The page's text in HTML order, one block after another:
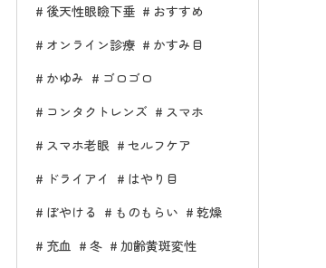
後天性眼瞼下垂
おすすめ
オンライン診療
かすみ目
かゆみ
ゴロゴロ
コンタクトレンズ
スマホ
スマホ老眼
セルフケア
ドライアイ
はやり目
ぼやける
ものもらい
乾燥
充血
冬
加齢黄斑変性